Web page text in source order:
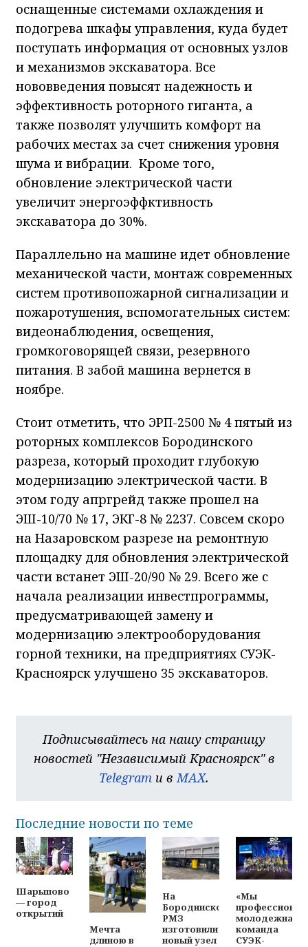
оснащенные системами охлаждения и
подогрева шкафы управления, куда будет
поступать информация от основных узлов
и механизмов экскаватора. Все
нововведения повысят надежность и
эффективность роторного гиганта, а
также позволят улучшить комфорт на
рабочих местах за счет снижения уровня
шума и вибрации. Кроме того,
обновление электрической части
увеличит энергоэффктивность
экскаватора до 30%.
Параллельно на машине идет обновление
механической части, монтаж современных
систем противопожарной сигнализации и
пожаротушения, вспомогательных систем:
видеонаблюдения, освещения,
громкоговорящей связи, резервного
питания. В забой машина вернется в
ноябре.
Стоит отметить, что ЭРП-2500 № 4 пятый из
роторных комплексов Бородинского
разреза, который проходит глубокую
модернизацию электрической части. В
этом году апргрейд также прошел на
ЭШ-10/70 № 17, ЭКГ-8 № 2237. Совсем скоро
на Назаровском разрезе на ремонтную
площадку для обновления электрической
части встанет ЭШ-20/90 № 29. Всего же с
начала реализации инвестпрограммы,
предусматривающей замену и
модернизацию электрооборудования
горной техники, на предприятиях СУЭК-
Красноярск улучшено 35 экскаваторов.
Подписывайтесь на нашу страницу
новостей "Независимый Красноярск" в
Telegram и вMAX.
Последние новости по теме
Шарыпово
— город
открытий
Мечта
длиною в
На
Бородинском
РМЗ
изготовили
новый узел
«Мы
молодежная
команда
СУЭК-